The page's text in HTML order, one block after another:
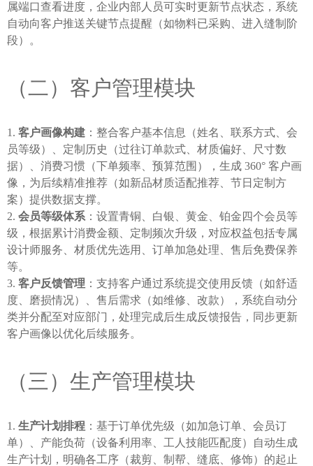
属端口查看进度，企业内部人员可实时更新节点状态，系统
自动向客户推送关键节点提醒（如物料已采购、进入缝制阶
段）。
（二）客户管理模块
客户画像构建 ：整合客户基本信息（姓名、联系方式、会
员等级）、定制历史（过往订单款式、材质偏好、尺寸数
据）、消费习惯（下单频率、预算范围），生成 360° 客户画
像，为后续精准推荐（如新品材质适配推荐、节日定制方
案）提供数据支撑。
会员等级体系 ：设置青铜、白银、黄金、铂金四个会员等
级，根据累计消费金额、定制频次升级，对应权益包括专属
设计师服务、材质优先选用、订单加急处理、售后免费保养
等。
客户反馈管理 ：支持客户通过系统提交使用反馈（如舒适
度、磨损情况）、售后需求（如维修、改款），系统自动分
类并分配至对应部门，处理完成后生成反馈报告，同步更新
客户画像以优化后续服务。
（三）生产管理模块
生产计划排程 ：基于订单优先级（如加急订单、会员订
单）、产能负荷（设备利用率、工人技能匹配度）自动生成
生产计划，明确各工序（裁剪、制帮、缝底、修饰）的起止